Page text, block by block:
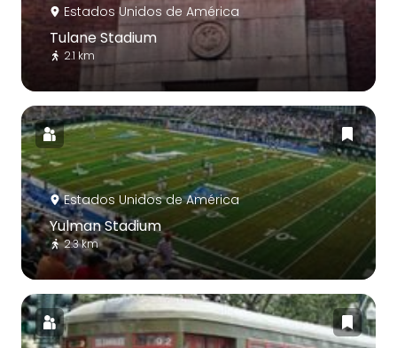
Estados Unidos de América
Tulane Stadium
2.1 km
Estados Unidos de América
Yulman Stadium
2.3 km